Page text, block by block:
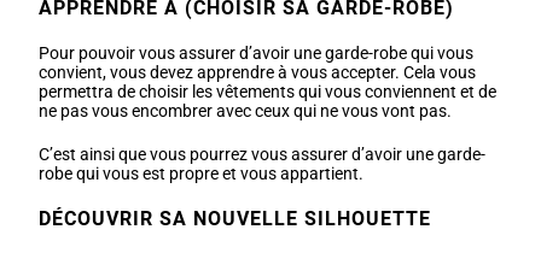
APPRENDRE À (CHOISIR SA GARDE-ROBE)
Pour pouvoir vous assurer d’avoir une garde-robe qui vous
convient, vous devez apprendre à vous accepter. Cela vous
permettra de choisir les vêtements qui vous conviennent et de
ne pas vous encombrer avec ceux qui ne vous vont pas.
C’est ainsi que vous pourrez vous assurer d’avoir une garde-
robe qui vous est propre et vous appartient.
DÉCOUVRIR SA NOUVELLE SILHOUETTE